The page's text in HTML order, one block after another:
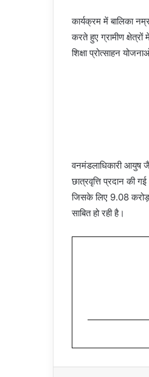
कार्यक्रम में बालिका
करते हुए ग्रामीण
शिक्षा प्रोत्साहन
वनमंडलाधिकारी आयुष
छात्रवृत्ति प्रदान की
जिसके लिए 9.08 करोड़
साबित हो रही है।